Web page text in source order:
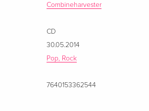
Combineharvester
CD
30.05.2014
Pop, Rock
7640153362544